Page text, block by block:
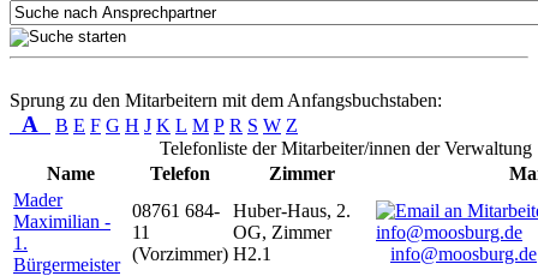
Sprung zu den Mitarbeitern mit dem Anfangsbuchstaben:
A B E F G H J K L M P R S W Z
Telefonliste der Mitarbeiter/innen der Verwaltung
Name
Telefon Zimmer
Mader
Maximilian -
1.
Bürgermeister
08761 684-
11
(Vorzimmer)
Huber-Haus, 2.
OG, Zimmer
H2.1
info@moosburg.de